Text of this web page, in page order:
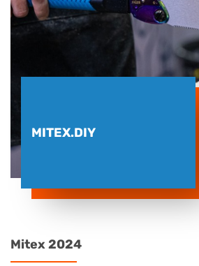
MITEX.DIY
Mitex 2024